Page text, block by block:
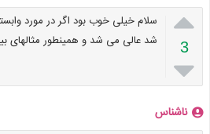

3

سلام خیلی خوب بود اگر در مورد
شد عالی می شد و همینطور مثالهای
ناشناس